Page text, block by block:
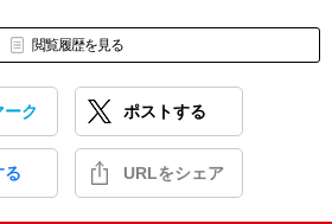
閲覧履歴を見る
ーク ポストする
る URLをシェア